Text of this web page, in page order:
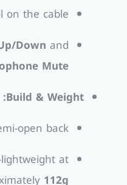
the cable.
Down and
Mute
Build & Weight:
open back.
at
112g